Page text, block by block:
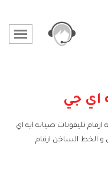
اي جي
ارقام تليفونات صيانه ايه اي
و الخط الساخن ارقام